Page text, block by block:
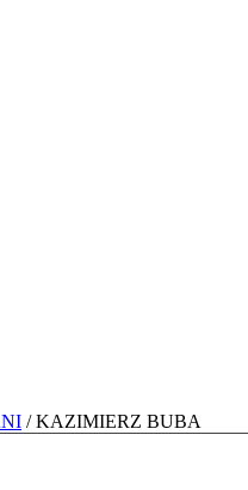
/ KAZIMIERZ BUBA